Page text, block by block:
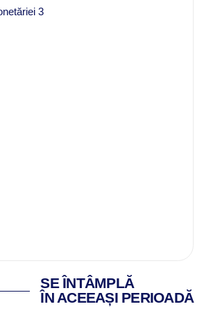
3
SE ÎNTÂMPLĂ
ÎN ACEEAȘI PERIOADĂ